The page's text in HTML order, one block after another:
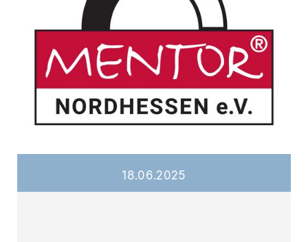
18.06.2025